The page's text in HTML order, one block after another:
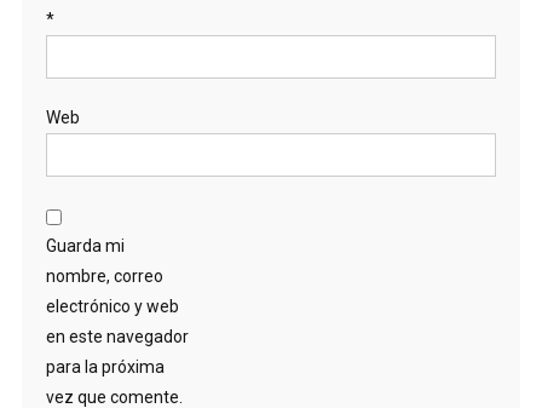
*
Web
Guarda mi
nombre, correo
electrónico y web
en este navegador
para la próxima
vez que comente.